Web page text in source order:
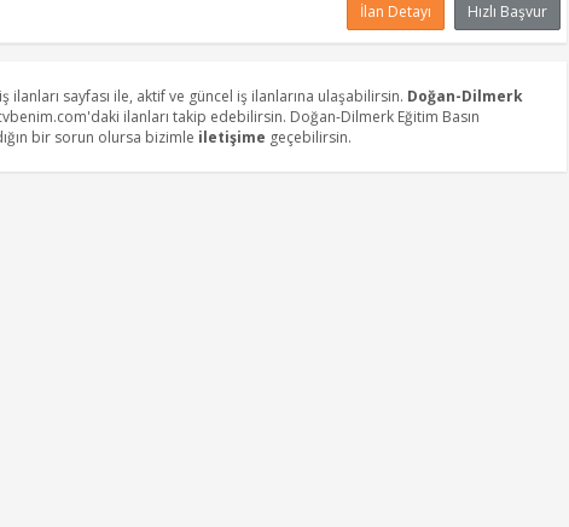
İlan Detayı Hızlı Başvur
iş ilanları sayfası ile, aktif ve güncel iş ilanlarına ulaşabilirsin. Doğan-Dilmerk
ilanları takip edebilirsin. Doğan-Dilmerk Eğitim Basın
bir sorun olursa bizimle iletişime geçebilirsin.